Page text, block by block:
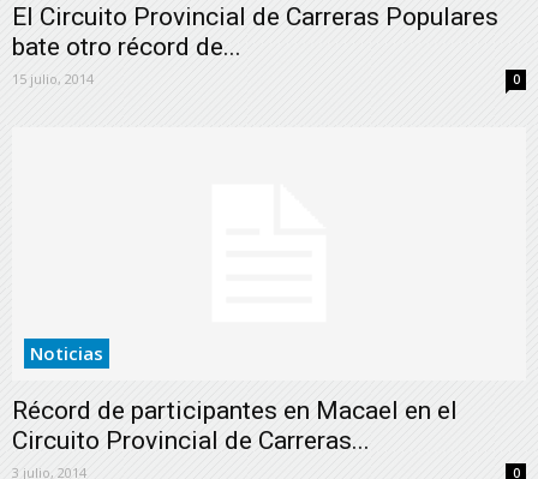
El Circuito Provincial de Carreras Populares
bate otro récord de...
15 julio, 2014 0
Noticias
Récord de participantes en Macael en el
Circuito Provincial de Carreras...
3 julio, 2014 0